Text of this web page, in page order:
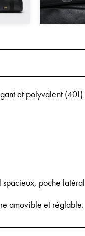
et polyvalent
spacieux, poche
amovible et réglable.